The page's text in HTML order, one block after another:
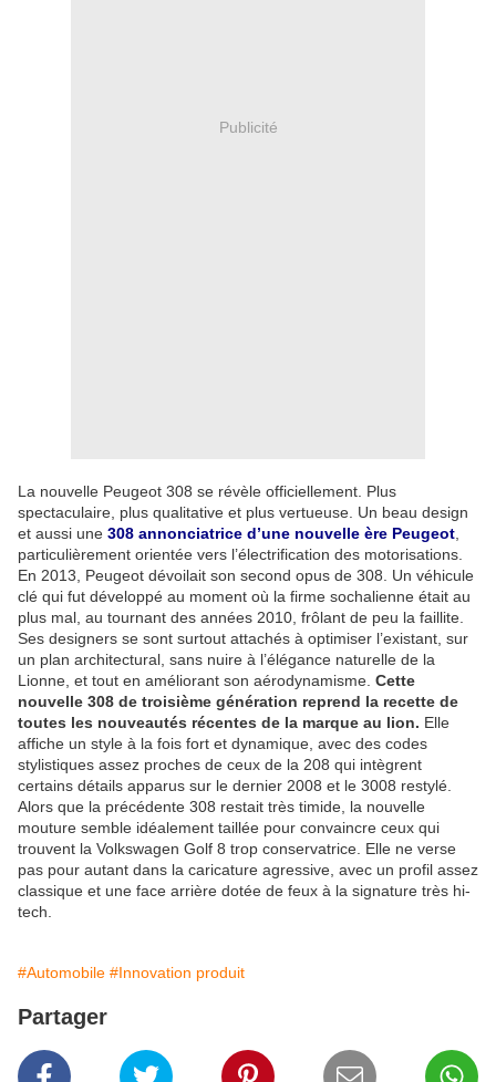
Publicité
La nouvelle Peugeot 308 se révèle officiellement. Plus
spectaculaire, plus qualitative et plus vertueuse. Un beau design
et aussi une 308 annonciatrice d’une nouvelle ère Peugeot
particulièrement orientée vers l’électrification des motorisations.
En 2013, Peugeot dévoilait son second opus de 308. Un véhicule
clé qui fut développé au moment où la firme sochalienne était au
plus mal, au tournant des années 2010, frôlant de peu la faillite.
Ses designers se sont surtout attachés à optimiser l’existant, sur
un plan architectural, sans nuire à l’élégance naturelle de la
Lionne, et tout en améliorant son aérodynamisme. Cette
nouvelle 308 de troisième génération reprend la recette de
toutes les nouveautés récentes de la marque au lion. Elle
affiche un style à la fois fort et dynamique, avec des codes
stylistiques assez proches de ceux de la 208 qui intègrent
certains détails apparus sur le dernier 2008 et le 3008 restylé.
Alors que la précédente 308 restait très timide, la nouvelle
mouture semble idéalement taillée pour convaincre ceux qui
trouvent la Volkswagen Golf 8 trop conservatrice. Elle ne verse
pas pour autant dans la caricature agressive, avec un profil assez
classique et une face arrière dotée de feux à la signature très hi-
tech.
#Automobile #Innovation produit
Partager